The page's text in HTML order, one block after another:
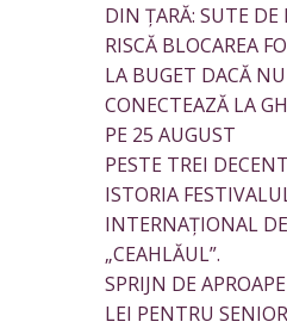
DIN ȚARĂ: SUTE DE
RISCĂ BLOCAREA
LA BUGET DACĂ
CONECTEAZĂ LA
PE 25 AUGUST
PESTE TREI
ISTORIA
INTERNAȚIONAL
„CEAHLĂUL”.
SPRIJN DE
LEI PENTRU